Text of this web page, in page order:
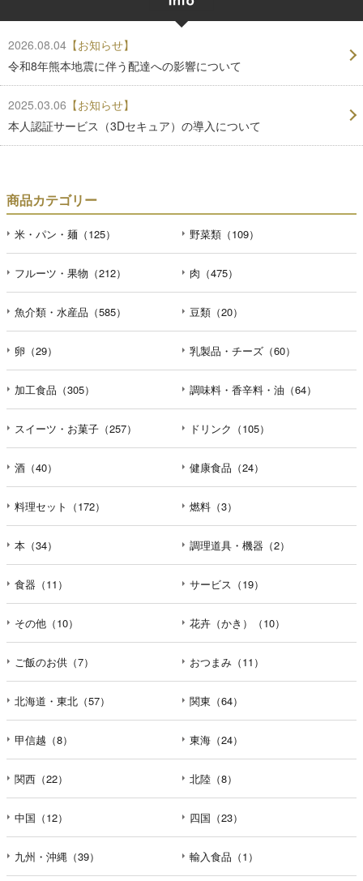
2026.08.04 【お知らせ】
令和8年熊本地震に伴う配達への影響について
2025.03.06 【お知らせ】
本人認証サービス（3Dセキュア）の導入について
商品カテゴリー
米・パン・麺（125） 野菜類（109）
フルーツ・果物（212） 肉（475）
魚介類・水産品（585） 豆類（20）
卵（29） 乳製品・チーズ（60）
加工食品（305） 調味料・香辛料・油（64）
スイーツ・お菓子（257） ドリンク（105）
酒（40） 健康食品（24）
料理セット（172） 燃料（3）
本（34） 調理道具・機器（2）
食器（11） サービス（19）
その他（10） 花卉（かき）（10）
ご飯のお供（7） おつまみ（11）
北海道・東北（57） 関東（64）
甲信越（8） 東海（24）
関西（22） 北陸（8）
中国（12） 四国（23）
九州・沖縄（39） 輸入食品（1）